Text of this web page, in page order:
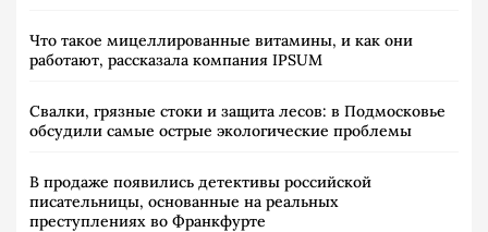
Что такое мицеллированные витамины, и как они
работают, рассказала компания IPSUM
Свалки, грязные стоки и защита лесов: в Подмосковье
обсудили самые острые экологические проблемы
В продаже появились детективы российской
писательницы, основанные на реальных
преступлениях во Франкфурте